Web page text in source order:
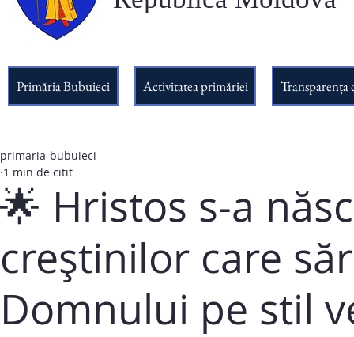
Primăria Bubuieci Activitatea primăriei Transparența
🌟 Hristos s-a
creștinilor care
Domnului pe stil
primaria-bubuieci
1 min de citit